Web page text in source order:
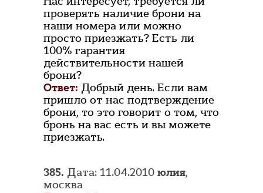
проверять наличие брони на
наши номера или можно
просто приезжать? Есть ли
100% гарантия
действительности нашей
брони?
Ответ: Добрый день. Если вам
пришло от нас подтверждение
брони, то это говорит о том, что
бронь на вас есть и вы можете
приезжать.
385. Дата: 11.04.2010 юлия,
москва